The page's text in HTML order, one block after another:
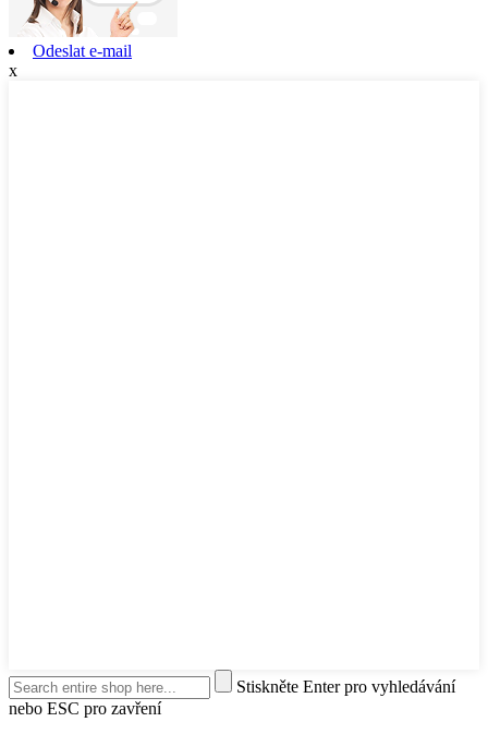
Odeslat e-mail
x
Stiskněte Enter pro vyhledávání
nebo ESC pro zavření